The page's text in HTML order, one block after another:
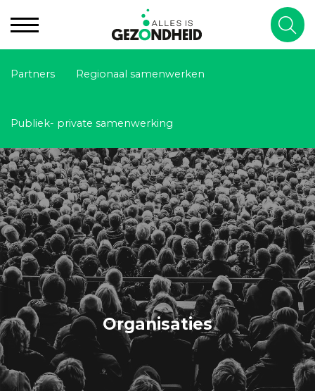
Partners Regionaal samenwerken
Publiek- private samenwerking
Organisaties